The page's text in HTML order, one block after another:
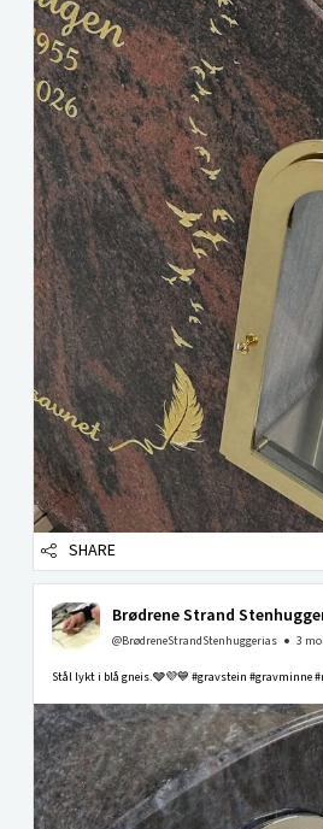
SHARE
Brødrene Strand
@BrødreneStrandStenhuggerias 3
Stål lykt i blå gneis.🩶💜💙 #gravstein #gravminne